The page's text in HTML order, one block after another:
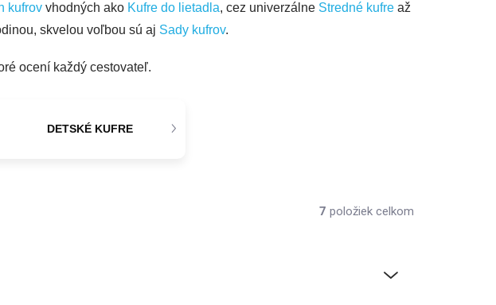
kufrov vhodných ako Kufre do lietadla, cez univerzálne Stredné kufre až
skvelou voľbou sú aj Sady kufrov.
ocení každý cestovateľ.
DETSKÉ KUFRE
7 položiek celkom